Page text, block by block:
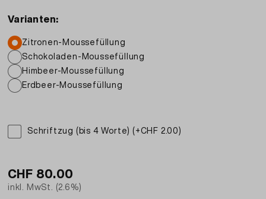
Varianten:
Zitronen-Moussefüllung
Schokoladen-Moussefüllung
Himbeer-Moussefüllung
Erdbeer-Moussefüllung
Schriftzug (bis 4 Worte) (+CHF 2.00)
CHF 80.00
inkl. MwSt. (2.6%)